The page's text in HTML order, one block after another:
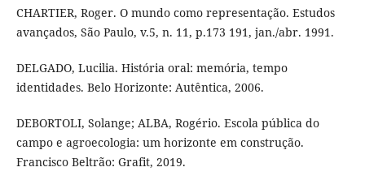
CHARTIER, Roger. O mundo como representação. Estudos
avançados, São Paulo, v.5, n. 11, p.173 191, jan./abr. 1991.
DELGADO, Lucilia. História oral: memória, tempo
identidades. Belo Horizonte: Autêntica, 2006.
DEBORTOLI, Solange; ALBA, Rogério. Escola pública do
campo e agroecologia: um horizonte em construção.
Francisco Beltrão: Grafit, 2019.